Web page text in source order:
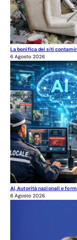
La bonifica dei siti
6 Agosto 2026
AI, Autorità nazionali e
6 Agosto 2026